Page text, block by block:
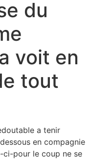
du
voit en
tout
a tenir
en compagnie
ci-pour le coup ne se